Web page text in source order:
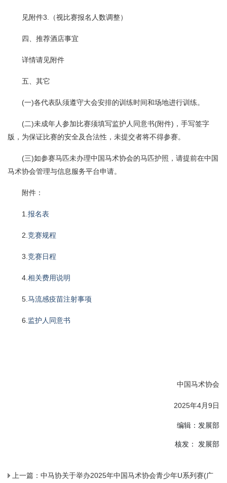
见附件3.（视比赛报名人数调整）
四、推荐酒店事宜
详情请见附件
五、其它
(一)各代表队须遵守大会安排的训练时间和场地进行训练。
(二)未成年人参加比赛须填写监护人同意书(附件)，手写签字
版，为保证比赛的安全及合法性，未提交者将不得参赛。
(三)如参赛马匹未办理中国马术协会的马匹护照，请提前在中国
马术协会管理与信息服务平台申请。
附件：
1. 报名表
2. 竞赛规程
3. 竞赛日程
4. 相关费用说明
5. 马流感疫苗注射事项
6. 监护人同意书
中国马术协会
2025年4月9日
编辑：发展部
核发： 发展部
上一篇： 中马协关于举办2025年中国马术协会青少年U系列赛(广